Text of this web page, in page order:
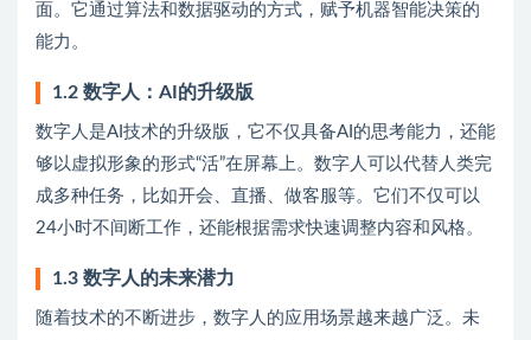
面。它通过算法和数据驱动的方式，赋予机器智能决策的
能力。
1.2 数字人：AI的升级版
数字人是AI技术的升级版，它不仅具备AI的思考能力，还能
够以虚拟形象的形式“活”在屏幕上。数字人可以代替人类完
成多种任务，比如开会、直播、做客服等。它们不仅可以
24小时不间断工作，还能根据需求快速调整内容和风格。
1.3 数字人的未来潜力
随着技术的不断进步，数字人的应用场景越来越广泛。未